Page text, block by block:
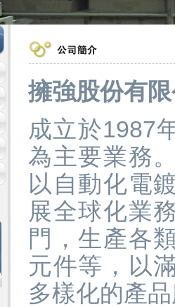
擁強股份有
成立於1987
為主要業務
以自動化電
展全球化業
門，生產各
元件等，以
多樣化的產